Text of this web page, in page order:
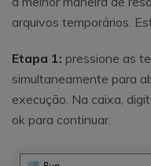
arquivos temporários.
Etapa 1: pressione as
simultaneamente para
execução. Na caixa,
ok para continuar.